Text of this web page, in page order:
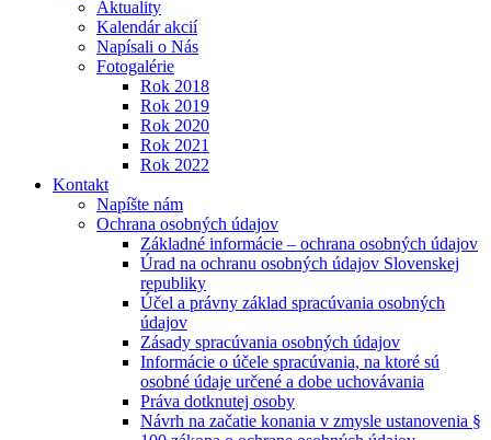
Aktuality
Kalendár akcií
Napísali o Nás
Fotogalérie
Rok 2018
Rok 2019
Rok 2020
Rok 2021
Rok 2022
Kontakt
Napíšte nám
Ochrana osobných údajov
Základné informácie – ochrana osobných údajov
Úrad na ochranu osobných údajov Slovenskej
republiky
Účel a právny základ spracúvania osobných
údajov
Zásady spracúvania osobných údajov
Informácie o účele spracúvania, na ktoré sú
osobné údaje určené a dobe uchovávania
Práva dotknutej osoby
Návrh na začatie konania v zmysle ustanovenia §